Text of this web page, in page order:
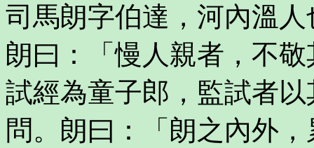
司馬朗字伯達，河內溫
朗曰：「慢人親者，不
試經為童子郎，監試者
問。朗曰：「朗之內外